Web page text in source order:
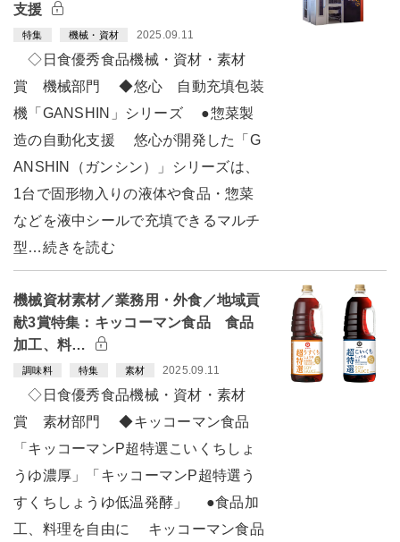
支援
特集 機械・資材 2025.09.11
◇日食優秀食品機械・資材・素材
賞 機械部門 ◆悠心 自動充填包装
機「GANSHIN」シリーズ ●惣菜製
造の自動化支援 悠心が開発した「G
ANSHIN（ガンシン）」シリーズは、
1台で固形物入りの液体や食品・惣菜
などを液中シールで充填できるマルチ
型…続きを読む
機械資材素材／業務用・外食／地域貢
献3賞特集：キッコーマン食品 食品
加工、料…
調味料 特集 素材 2025.09.11
◇日食優秀食品機械・資材・素材
賞 素材部門 ◆キッコーマン食品
「キッコーマンP超特選こいくちしょ
うゆ濃厚」「キッコーマンP超特選う
すくちしょうゆ低温発酵」 ●食品加
工、料理を自由に キッコーマン食品